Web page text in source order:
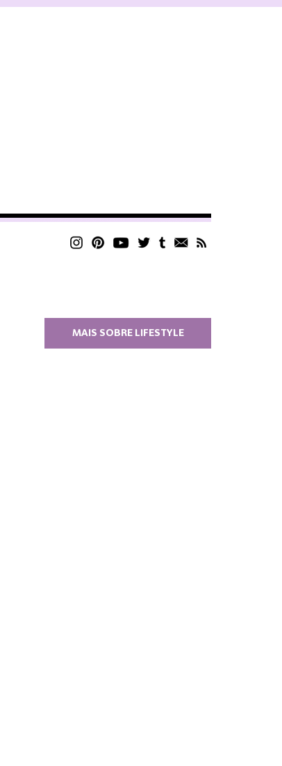
MAIS SOBRE LIFESTYLE